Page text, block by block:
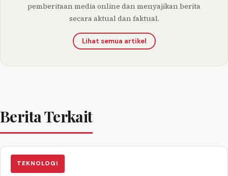
pemberitaan media online dan menyajikan berita
secara aktual dan faktual.
Lihat semua artikel
Berita Terkait
TEKNOLOGI